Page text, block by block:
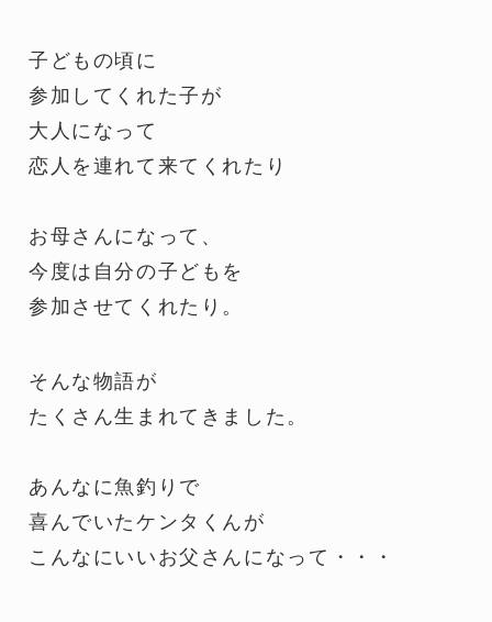
子どもの頃に
参加してくれた子が
大人になって
恋人を連れて来てくれたり
お母さんになって、
今度は自分の子どもを
参加させてくれたり。
そんな物語が
たくさん生まれてきました。
あんなに魚釣りで
喜んでいたケンタくんが
こんなにいいお父さんになって・・・